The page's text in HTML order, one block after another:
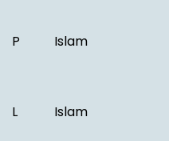
P Islam
L Islam